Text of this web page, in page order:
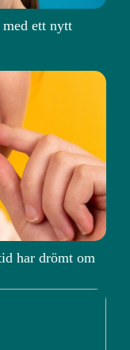
ett nytt
har drömt om